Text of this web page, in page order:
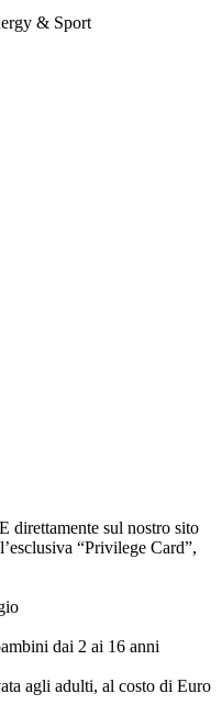
& Sport
direttamente sul nostro sito
“Privilege Card”,
dai 2 ai 16 anni
agli adulti, al costo di Euro